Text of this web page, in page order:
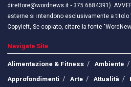
direttore@wordnews.it - ​​375.6684391).
esterne si intendono esclusivamente a titolo
Copyleft, Se copiato, citare la fonte
Navigate Site
Alimentazione & Fitness
Ambiente
Approfondimenti
Arte Attualità